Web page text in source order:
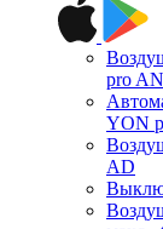
pro
YON
AD